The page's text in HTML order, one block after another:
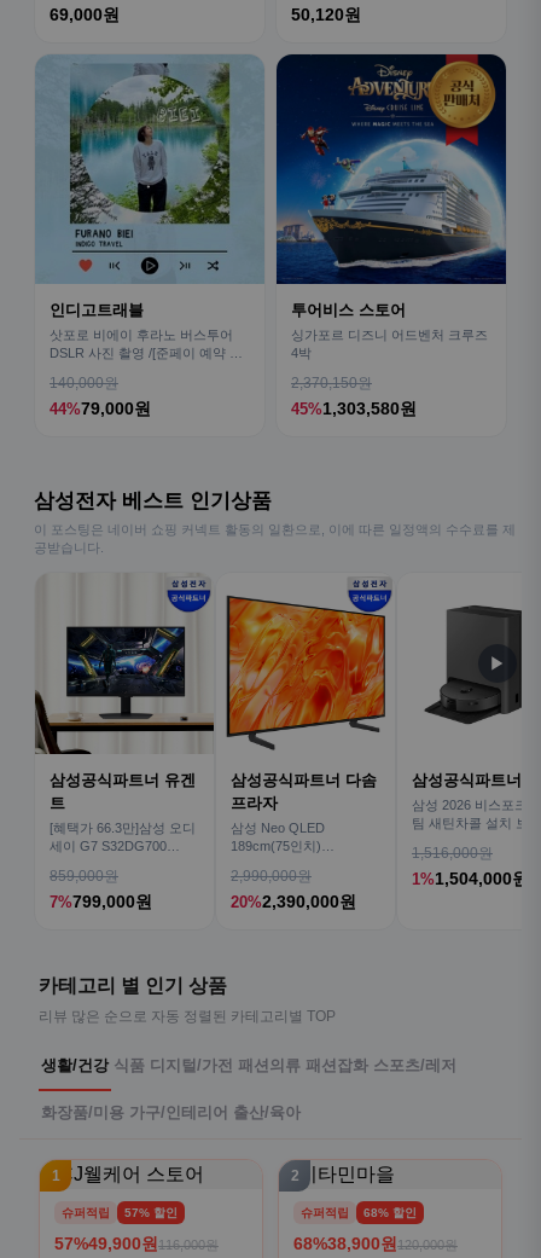
69,000원 50,120원
인디고트래블
삿포로 비에이 후라노 버스투어
DSLR 사진 촬영 /[준페이 예약 식
140,000원
44%79,000원
투어비스 스토어
싱가포르 디즈니 어드벤처 크루즈
4박
2,370,150원
45%1,303,580원
삼성전자 베스트 인기상품
이 포스팅은 네이버 쇼핑 커넥트 활동의 일환으로, 이에 따른 일정액의 수수료를 제
공받습니다.
삼성공식파트너 유겐
트
[혜택가 66.3만]삼성 오디
세이 G7 S32DG700
859,000원
7%799,000원
삼성공식파트너 다솜
프라자
삼성 Neo QLED
189cm(75인치)
TV
2,990,000원
20%2,390,000원
삼성공식파트너
삼성 2026 비스포크
팀 새틴차콜 설치 보
1,516,000원
1%1,504,000원
▶
카테고리 별 인기 상품
리뷰 많은 순으로 자동 정렬된 카테고리별 TOP
생활/건강 식품 디지털/가전 패션의류 패션잡화 스포츠/레저
화장품/미용 가구/인테리어 출산/육아
1
슈퍼적립 57% 할인
57%49,900원 116,000원
2
슈퍼적립 68% 할인
68%38,900원 120,000원